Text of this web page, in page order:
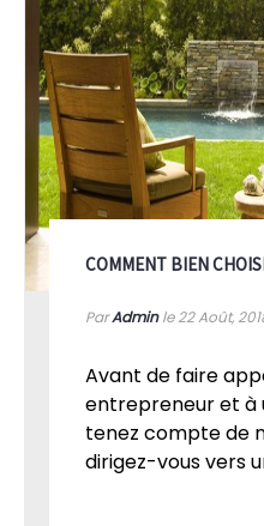
COMMENT BIEN
ParAdminle 22Août,
Avant de faire
entrepreneur et à
tenez compte de
dirigez-vous vers